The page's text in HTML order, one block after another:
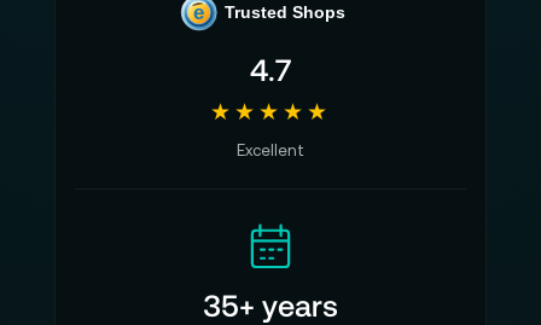
e Trusted Shops
4.7
★★★★★
Excellent
35+ years